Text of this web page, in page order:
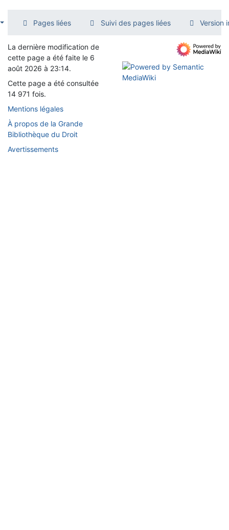
Pages liées Suivi des pages liées Version
La dernière modification de
cette page a été faite le 6
août 2026 à 23:14.
Cette page a été consultée
14 971 fois.
Mentions légales
À propos de la Grande
Bibliothèque du Droit
Avertissements